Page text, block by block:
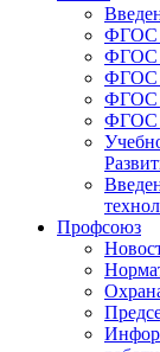
ФГОС
ФГОС
ФГОС
ФГОС
ФГОС
Профсоюз